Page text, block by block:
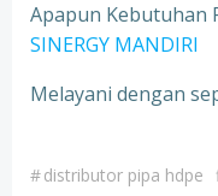
Apapun Kebutuhan
SINERGY MANDIRI
Melayani dengan
#distributor pipa hdpe